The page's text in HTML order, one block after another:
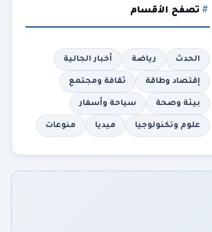
تصفح الأقسام
الحدث رياضة أخبار الجالية
إقتصاد وطاقة ثقافة ومجتمع
بيئة وصحة سياحة وأسفار
علوم وتكنولوجيا ميديا منوعات